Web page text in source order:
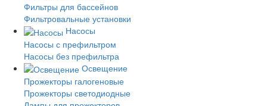
Фильтры для бассейнов
Фильтровальные установки
Насосы
Насосы с префильтром
Насосы без префильтра
Освещение
Прожекторы галогеновые
Прожекторы светодиодные